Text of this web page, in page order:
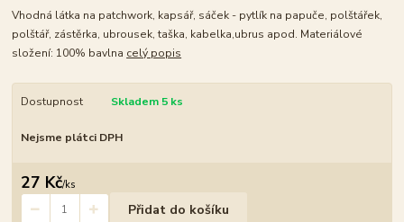
Vhodná látka na patchwork, kapsář, sáček - pytlík na papuče, polštářek,
polštář, zástěrka, ubrousek, taška, kabelka,ubrus apod. Materiálové
složení: 100% bavlna celý popis
Dostupnost Skladem 5 ks
Nejsme plátci DPH
27 Kč/ks
Přidat do košíku